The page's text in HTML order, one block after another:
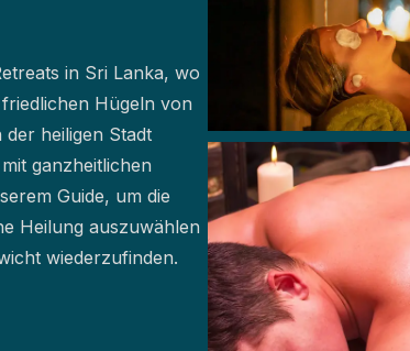
in Sri Lanka, wo
Hügeln von
heiligen Stadt
ganzheitlichen
Guide, um die
Heilung auszuwählen
wiederzufinden.